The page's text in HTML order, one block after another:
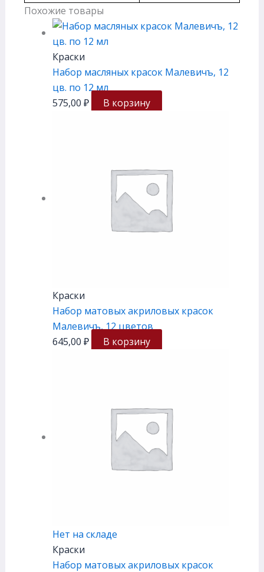
Похожие товары
Краски
Набор масляных красок Малевичъ, 12
цв. по 12 мл
575,00 ₽ В корзину
Краски
Набор матовых акриловых красок
Малевичъ, 12 цветов
645,00 ₽ В корзину
Нет на складе
Краски
Набор матовых акриловых красок